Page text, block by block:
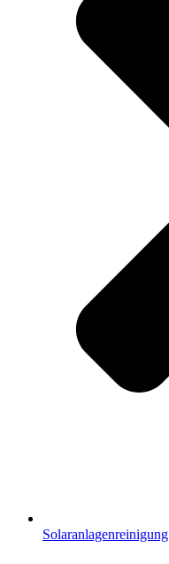
Solaranlagenreinigung